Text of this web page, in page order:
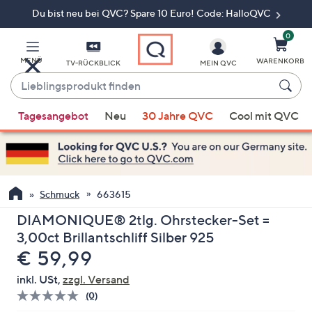
Du bist neu bei QVC? Spare 10 Euro! Code: HalloQVC
MENÜ TV-RÜCKBLICK
Lieblingsprodukt
finden
Vorschläge
verfügbar
sind,
verwenden
Sie
die
Pfeiltasten
nach
oben
und
nach
MEIN QVC
0
WARENKORB
Tagesangebot Neu 30 Jahre QVC Cool mit QVC
Schmuck 663615
DIAMONIQUE® 2tlg. Ohrstecker-Set =
3,00ct Brillantschliff Silber 925
Gelöscht
€ 59,99
inkl. USt, zzgl. Versand
Bisher
(0)